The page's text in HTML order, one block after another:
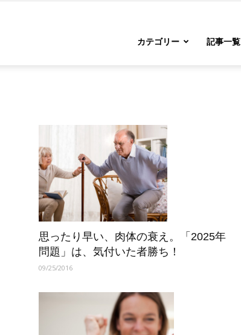
カテゴリー 記事一覧
思ったり早い、肉体の衰え。「2025年
問題」は、気付いた者勝ち！
09/25/2016